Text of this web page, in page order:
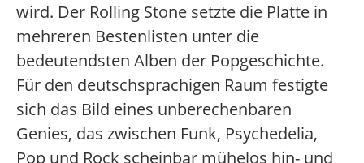
wird. Der Rolling Stone setzte die Platte in
mehreren Bestenlisten unter die
bedeutendsten Alben der Popgeschichte.
Für den deutschsprachigen Raum festigte
sich das Bild eines unberechenbaren
Genies, das zwischen Funk, Psychedelia,
Pop und Rock scheinbar mühelos hin- und